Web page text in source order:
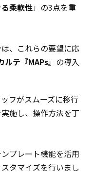
柔軟性」の3点を重
、これらの要望に応
テ『MAPs』 の導入
フがスムーズに移行
施し、操作方法を丁
プレート機能を活用
タマイズを行いまし